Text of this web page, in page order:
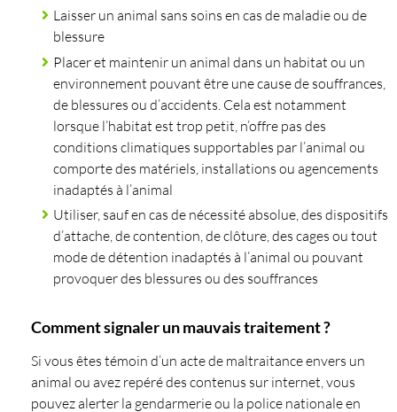
Laisser un animal sans soins en cas de maladie ou de
blessure
Placer et maintenir un animal dans un habitat ou un
environnement pouvant être une cause de souffrances,
de blessures ou d’accidents. Cela est notamment
lorsque l’habitat est trop petit, n’offre pas des
conditions climatiques supportables par l’animal ou
comporte des matériels, installations ou agencements
inadaptés à l’animal
Utiliser, sauf en cas de nécessité absolue, des dispositifs
d’attache, de contention, de clôture, des cages ou tout
mode de détention inadaptés à l’animal ou pouvant
provoquer des blessures ou des souffrances
Comment signaler un mauvais traitement ?
Si vous êtes témoin d’un acte de maltraitance envers un
animal ou avez repéré des contenus sur internet, vous
pouvez alerter la gendarmerie ou la police nationale en